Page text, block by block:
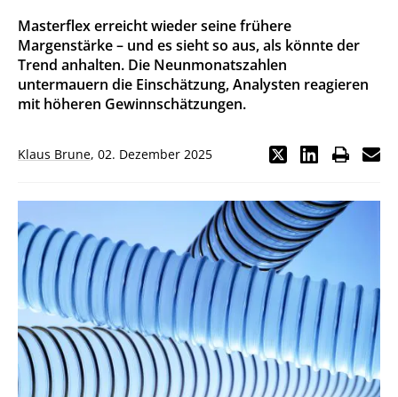
Masterflex erreicht wieder seine frühere
Margenstärke – und es sieht so aus, als könnte der
Trend anhalten. Die Neunmonatszahlen
untermauern die Einschätzung, Analysten reagieren
mit höheren Gewinnschätzungen.
Klaus Brune, 02. Dezember 2025